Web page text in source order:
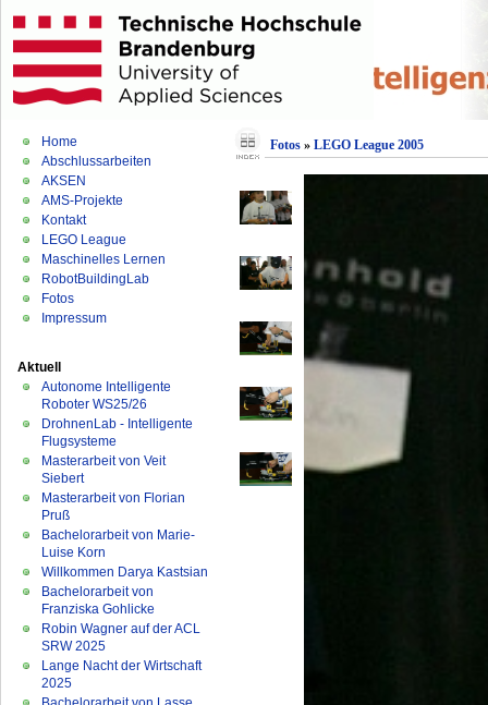
Home
Abschlussarbeiten
AKSEN
AMS-Projekte
Kontakt
LEGO League
Maschinelles Lernen
RobotBuildingLab
Fotos
Impressum
Aktuell
Autonome Intelligente
Roboter WS25/26
DrohnenLab - Intelligente
Flugsysteme
Masterarbeit von Veit
Siebert
Masterarbeit von Florian
Pruß
Bachelorarbeit von Marie-
Luise Korn
Willkommen Darya Kastsian
Bachelorarbeit von
Franziska Gohlicke
Robin Wagner auf der ACL
SRW 2025
Lange Nacht der Wirtschaft
2025
Fotos» LEGO League 2005